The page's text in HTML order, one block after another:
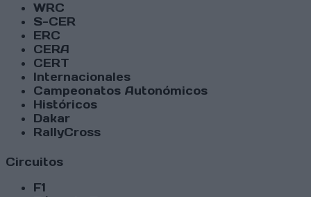
WRC
S-CER
ERC
CERA
CERT
Internacionales
Campeonatos Autonómicos
Históricos
Dakar
RallyCross
Circuitos
F1